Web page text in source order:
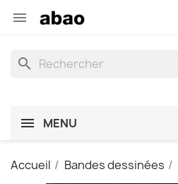

search
MENU
Accueil Bandes dessinées